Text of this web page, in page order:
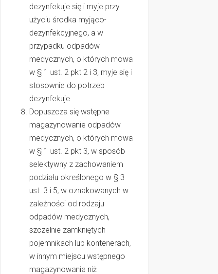
dezynfekuje się i myje przy
użyciu środka myjąco-
dezynfekcyjnego, a w
przypadku odpadów
medycznych, o których mowa
w § 1 ust. 2 pkt 2 i 3, myje się i
stosownie do potrzeb
dezynfekuje.
Dopuszcza się wstępne
magazynowanie odpadów
medycznych, o których mowa
w § 1 ust. 2 pkt 3, w sposób
selektywny z zachowaniem
podziału określonego w § 3
ust. 3 i 5, w oznakowanych w
zależności od rodzaju
odpadów medycznych,
szczelnie zamkniętych
pojemnikach lub kontenerach,
w innym miejscu wstępnego
magazynowania niż